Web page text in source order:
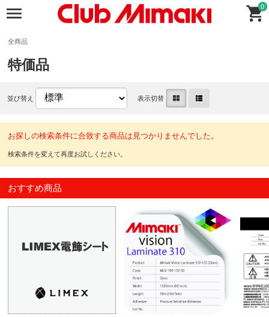
0
全商品
特価品
並び替え 表示切替
お探しの検索条件に合致する商品は見つかりませんでした。
おすすめ商品